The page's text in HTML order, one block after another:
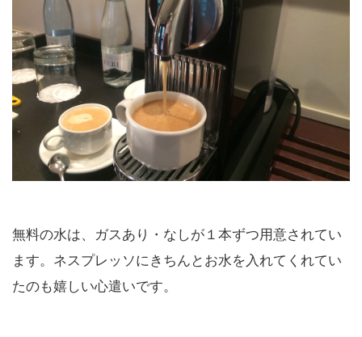
無料の水は、ガスあり・なしが１本ずつ用意されてい
ます。ネスプレッソにきちんとお水を入れてくれてい
たのも嬉しい心遣いです。